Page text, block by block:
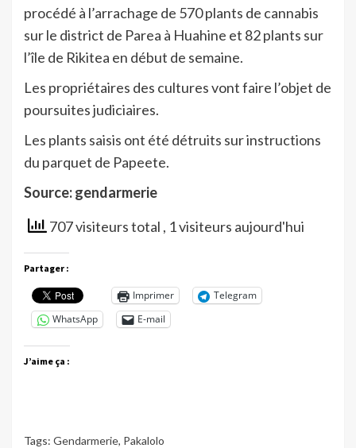
procédé à l’arrachage de 570 plants de cannabis
sur le district de Parea à Huahine et 82 plants sur
l’île de Rikitea en début de semaine.
Les propriétaires des cultures vont faire l’objet de
poursuites judiciaires.
Les plants saisis ont été détruits sur instructions
du parquet de Papeete.
Source: gendarmerie
707 visiteurs total , 1 visiteurs aujourd'hui
Partager :
Imprimer
Telegram
WhatsApp
E-mail
J’aime ça :
Tags: Gendarmerie, Pakalolo